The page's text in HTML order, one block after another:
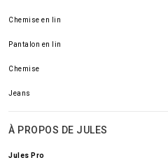
Chemise en lin
Pantalon en lin
Chemise
Jeans
À PROPOS DE JULES
Jules Pro